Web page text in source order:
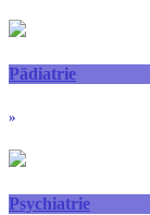
Pädiatrie
»
Psychiatrie